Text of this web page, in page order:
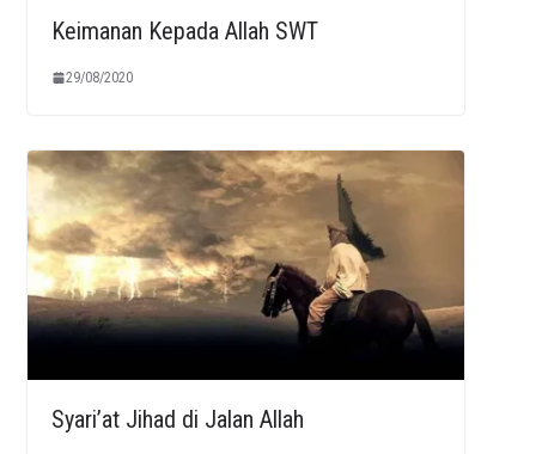
Keimanan Kepada Allah SWT
29/08/2020
Syari’at Jihad di Jalan Allah